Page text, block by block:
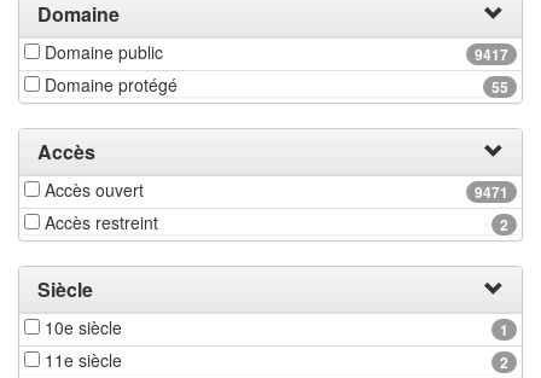
Domaine
9417
Domaine public
55
Domaine protégé
Accès
9471
Accès ouvert
2
Accès restreint
Siècle
1
10e siècle
2
11e siècle